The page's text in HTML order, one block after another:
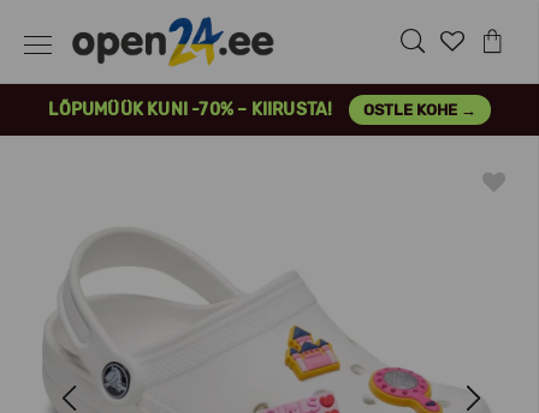
LÕPUMÜÜK KUNI -70% – KIIRUSTA! OSTLE KOHE →
Previous Next